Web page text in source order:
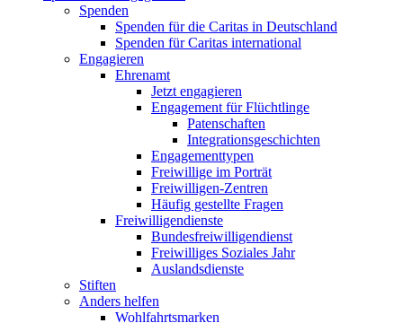
Spenden
Spenden für die Caritas in Deutschland
Spenden für Caritas international
Engagieren
Ehrenamt
Jetzt engagieren
Engagement für Flüchtlinge
Patenschaften
Integrationsgeschichten
Engagementtypen
Freiwillige im Porträt
Freiwilligen-Zentren
Häufig gestellte Fragen
Freiwilligendienste
Bundesfreiwilligendienst
Freiwilliges Soziales Jahr
Auslandsdienste
Stiften
Anders helfen
Wohlfahrtsmarken